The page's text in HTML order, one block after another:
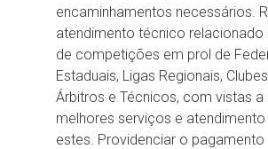
encaminhamentos necessários.
atendimento técnico
de competições em prol de
Estaduais, Ligas Regionais,
Árbitros e Técnicos, com vistas a
melhores serviços e atendimento
estes. Providenciar o